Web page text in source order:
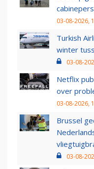
03-08-2026,
Turkish
winter
03-08-
Netflix
over
03-08-2026,
Brussel
03-08-